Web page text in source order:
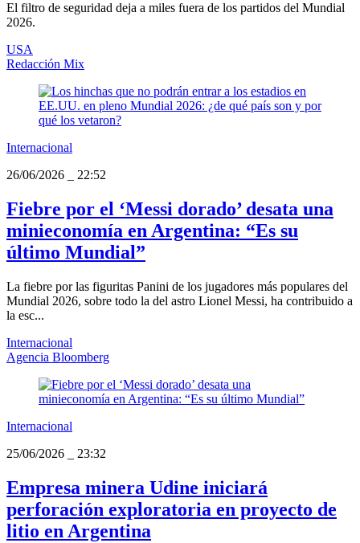
El filtro de seguridad deja a miles fuera de los partidos del Mundial
2026.
USA
Redacción Mix
Internacional
26/06/2026
22:52
Fiebre por el ‘Messi dorado’ desata una
minieconomía en Argentina: “Es su
último Mundial”
La fiebre por las figuritas Panini de los jugadores más populares del
Mundial 2026, sobre todo la del astro Lionel Messi, ha contribuido a
la esc...
Internacional
Agencia Bloomberg
Internacional
25/06/2026
23:32
Empresa minera Udine iniciará
perforación exploratoria en proyecto de
litio en Argentina